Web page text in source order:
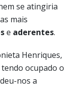
se atingiria
mais
e aderentes.
Henriques,
ocupado o
nos a